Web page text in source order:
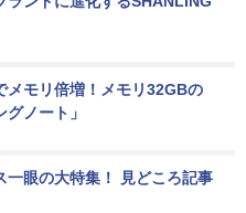
メモリ倍増！メモリ32GBの
グノート」
一眼の大特集！ 見どころ記事